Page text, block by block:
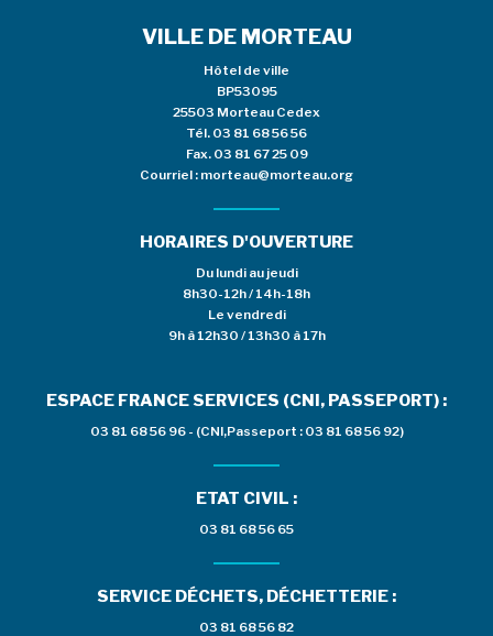
VILLE DE MORTEAU
Hôtel de ville
BP53095
25503 Morteau Cedex
Tél. 03 81 68 56 56
Fax. 03 81 67 25 09
Courriel : morteau@morteau.org
HORAIRES D'OUVERTURE
Du lundi au jeudi
8h30-12h / 14h-18h
Le vendredi
9h à 12h30 / 13h30 à 17h
ESPACE FRANCE SERVICES (CNI, PASSEPORT) :
03 81 68 56 96 - (CNI,Passeport : 03 81 68 56 92)
ETAT CIVIL :
03 81 68 56 65
SERVICE DÉCHETS, DÉCHETTERIE :
03 81 68 56 82